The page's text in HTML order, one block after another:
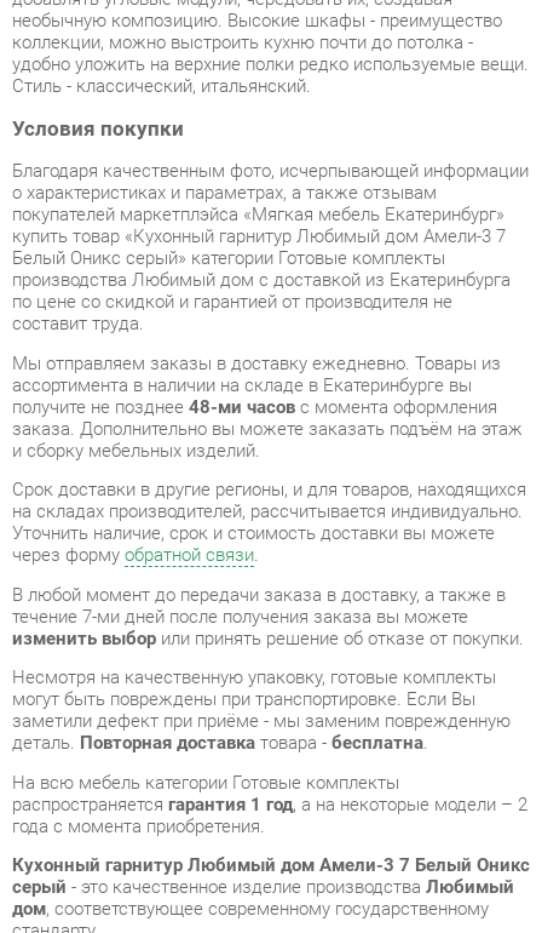
Условия покупки
Благодаря качественным фото, исчерпывающей информации
о характеристиках и параметрах, а также отзывам
покупателей маркетплэйса «Мягкая мебель Екатеринбург»
купить товар «Кухонный гарнитур Любимый дом Амели-3 7
Белый Оникс серый» категории Готовые комплекты
производства Любимый дом с доставкой из Екатеринбурга
по цене со скидкой и гарантией от производителя не
составит труда.
Мы отправляем заказы в доставку ежедневно. Товары из
ассортимента в наличии на складе в Екатеринбурге вы
получите не позднее48-ми часовс момента оформления
заказа. Дополнительно вы можете заказать подъём на этаж
Срок доставки в другие регионы, и для товаров, находящихся
на складах производителей, рассчитывается индивидуально.
Уточнить наличие, срок и стоимость доставки вы можете
через формуобратной связи.
В любой момент до передачи заказа в доставку, а также в
течение 7-ми дней после получения заказа вы можете
изменить выборили принять решение об отказе от покупки.
Несмотря на качественную упаковку, готовые комплекты
могут быть повреждены при транспортировке. Если Вы
заметили дефект при приёме - мы заменим поврежденную
деталь.Повторная доставкатовара -бесплатна.
распространяетсягарантия 1 год, а на некоторые модели – 2
года с момента приобретения.
Кухонный гарнитур Любимый дом Амели-3 7 Белый Оникс
дом, соответствующее современному государственному
стандарту.
будем рады, если вы оставите отзыв об опыте его
использования, который поможет сориентироваться нашим
будущим покупателям.